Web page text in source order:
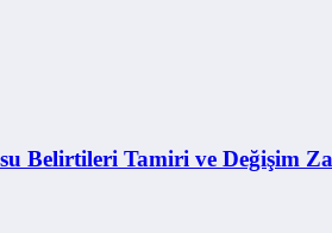
Belirtileri Tamiri ve Değişim